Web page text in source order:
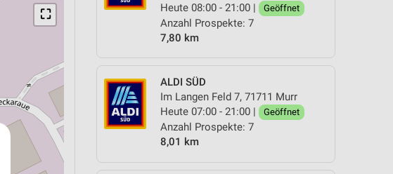
Heute 08:00 - 21:00 |
Geöffnet
Anzahl Prospekte: 7
7,80 km
ALDI SÜD
Im Langen Feld 7, 71711 Murr
Heute 07:00 - 21:00 |
Geöffnet
Anzahl Prospekte: 7
8,01 km
⛶